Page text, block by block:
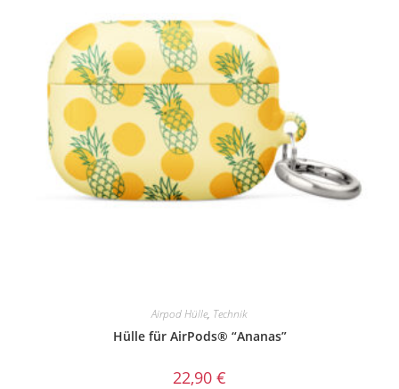
Airpod Hülle, Technik
Hülle für AirPods® “Ananas”
22,90 €